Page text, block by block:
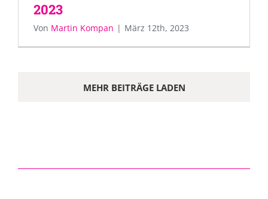
2023
Von Martin Kompan | März 12th, 2023
MEHR BEITRÄGE LADEN